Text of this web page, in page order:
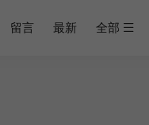
留言 最新 全部